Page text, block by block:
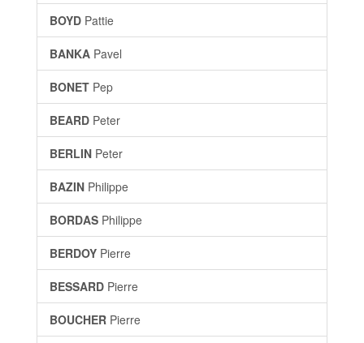
BOYD Pattie
BANKA Pavel
BONET Pep
BEARD Peter
BERLIN Peter
BAZIN Philippe
BORDAS Philippe
BERDOY Pierre
BESSARD Pierre
BOUCHER Pierre